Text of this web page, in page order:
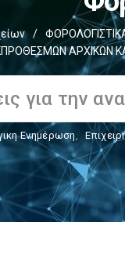
/
ΑΡΧΙΚΩΝ
Ενημέρωση,